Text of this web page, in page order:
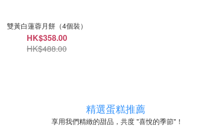
雙黃白蓮蓉月餅（4個裝）
HK$358.00
HK$488.00
精選蛋糕推薦
享用我們精緻的甜品，共度 "喜悅的季節"！